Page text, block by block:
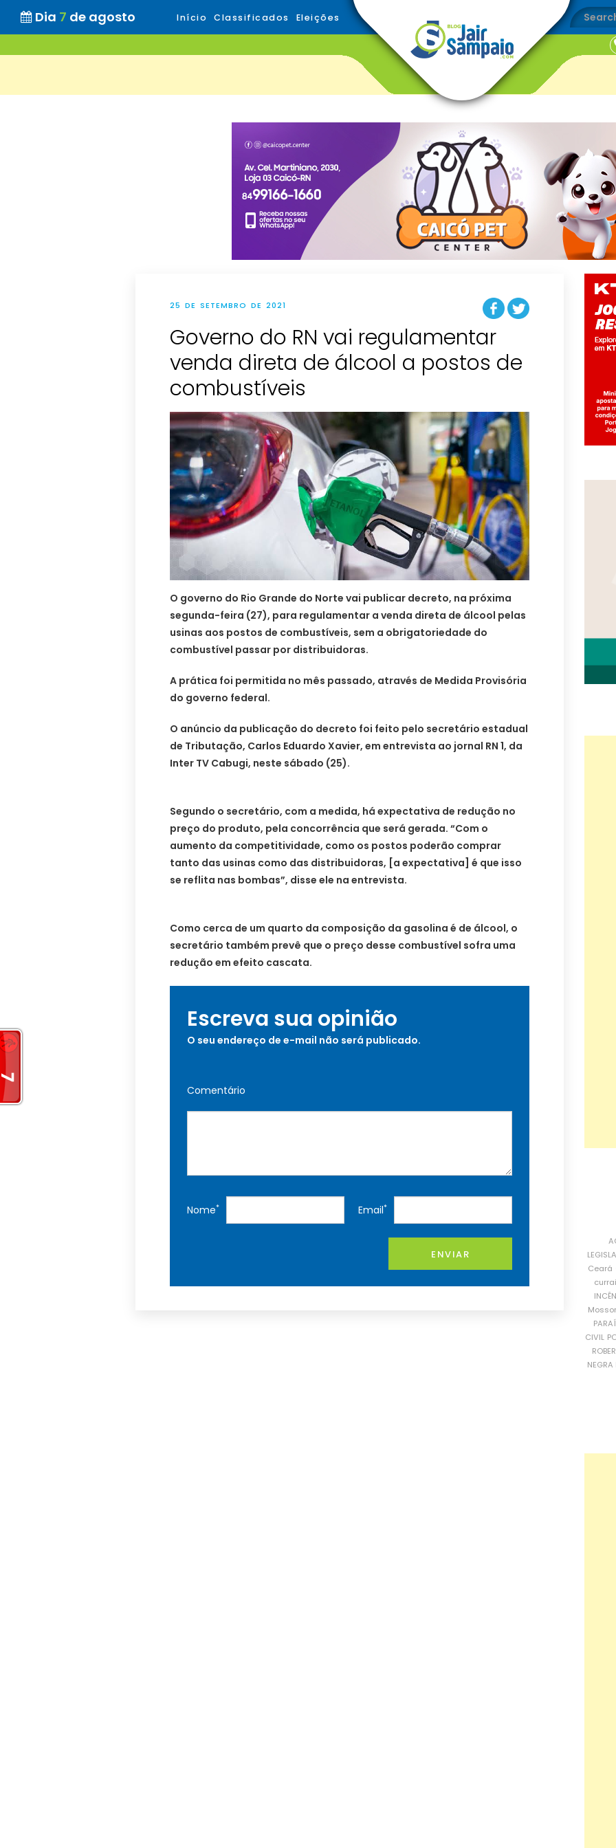
Dia 7 de agosto Início Classificados Eleições
25 DE SETEMBRO DE 2021
Governo do RN vai regulamentar
venda direta de álcool a postos de
combustíveis
O governo do Rio Grande do Norte vai publicar decreto, na próxima
segunda-feira (27), para regulamentar a venda direta de álcool pelas
usinas aos postos de combustíveis, sem a obrigatoriedade do
combustível passar por distribuidoras.
A prática foi permitida no mês passado, através de Medida Provisória
do governo federal.
O anúncio da publicação do decreto foi feito pelo secretário estadual
de Tributação, Carlos Eduardo Xavier, em entrevista ao jornal RN 1, da
Inter TV Cabugi, neste sábado (25).
Segundo o secretário, com a medida, há expectativa de redução no
preço do produto, pela concorrência que será gerada. “Com o
aumento da competitividade, como os postos poderão comprar
tanto das usinas como das distribuidoras, [a expectativa] é que isso
se reflita nas bombas”, disse ele na entrevista.
Como cerca de um quarto da composição da gasolina é de álcool, o
secretário também prevê que o preço desse combustível sofra uma
redução em efeito cascata.
Escreva sua opinião
O seu endereço de e-mail não será publicado.
Comentário
Nome* Email*
ENVIAR
Ceará
CIVIL
NEGRA